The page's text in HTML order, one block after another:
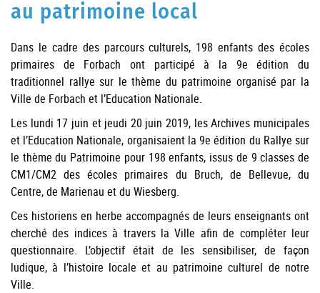
au patrimoine local
Dans le cadre des parcours culturels, 198 enfants des écoles
primaires de Forbach ont participé à la 9e édition du
traditionnel rallye sur le thème du patrimoine organisé par la
Ville de Forbach et l’Education Nationale.
Les lundi 17 juin et jeudi 20 juin 2019, les Archives municipales
et l’Education Nationale, organisaient la 9e édition du Rallye sur
le thème du Patrimoine pour 198 enfants, issus de 9 classes de
CM1/CM2 des écoles primaires du Bruch, de Bellevue, du
Centre, de Marienau et du Wiesberg.
Ces historiens en herbe accompagnés de leurs enseignants ont
cherché des indices à travers la Ville afin de compléter leur
questionnaire. L’objectif était de les sensibiliser, de façon
ludique, à l’histoire locale et au patrimoine culturel de notre
Ville.